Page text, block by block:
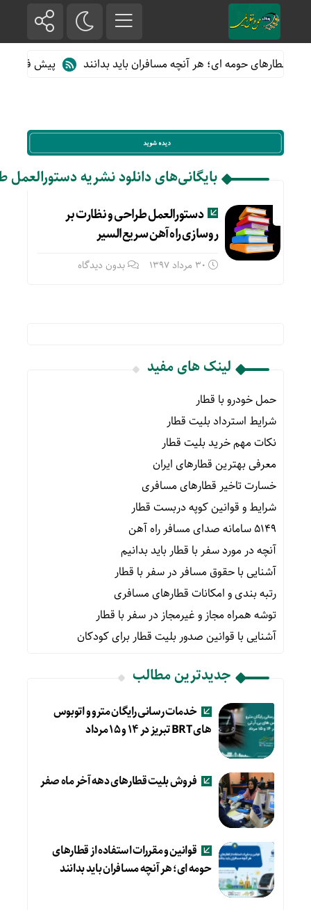
از قطارهای حومه ای؛ هر آنچه مسافران باید بدانند پیش فروش
بایگانی‌های دانلود نشریه
دستورالعمل طراحی و نظارت بر
روسازی راه‌آهن سریع‌السیر
30 مرداد 1397 بدون دیدگاه
لینک های مفید
حمل خودرو با قطار
شرایط استرداد بلیت قطار
نکات مهم خرید بلیت قطار
معرفی بهترین قطارهای ایران
خسارت تاخیر قطارهای مسافری
شرایط و قوانین کوپه دربست قطار
۵۱۴۹ سامانه صدای مسافر راه آهن
آنچه در مورد سفر با قطار باید بدانیم
آشنایی با حقوق مسافر در سفر با قطار
رتبه بندی و امکانات قطارهای مسافری
توشه همراه مجاز و غیرمجاز در سفر با قطار
آشنایی با قوانین صدور بلیت قطار برای کودکان
جدیدترین مطالب
خدمات رسانی رایگان مترو و اتوبوس
های BRT تبریز در ۱۴ و ۱۵ مرداد
فروش بلیت قطارهای دهه آخر ماه صفر
قوانین و مقررات استفاده از قطارهای
حومه ای؛ هر آنچه مسافران باید بدانند